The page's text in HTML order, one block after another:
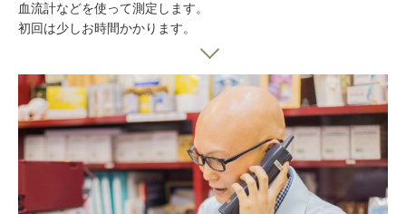
血流計などを使って測定します。
初回は少しお時間かかります。